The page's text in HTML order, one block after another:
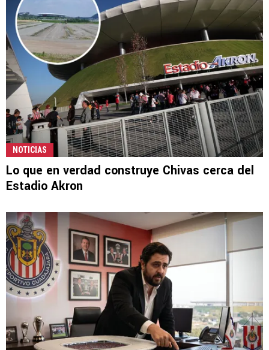
NOTICIAS
Lo que en verdad construye Chivas cerca del
Estadio Akron